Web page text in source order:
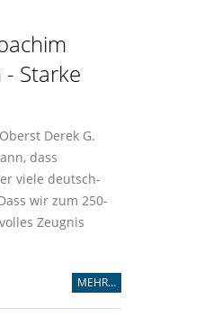
Starke
Derek G.
dass
viele deutsch-
wir zum 250-
Zeugnis
MEHR...